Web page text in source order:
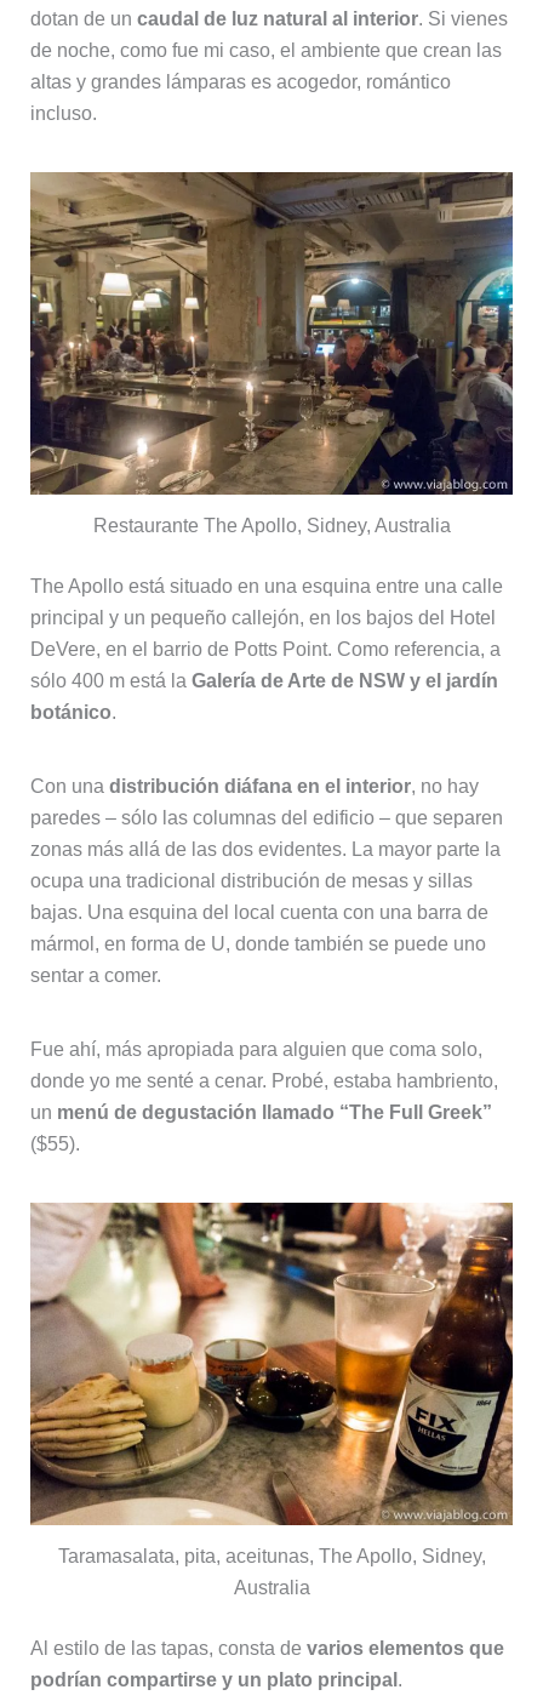
dotan de un caudal de luz natural al interior. Si vienes
de noche, como fue mi caso, el ambiente que crean las
altas y grandes lámparas es acogedor, romántico
incluso.
Restaurante The Apollo, Sidney, Australia
The Apollo está situado en una esquina entre una calle
principal y un pequeño callejón, en los bajos del Hotel
DeVere, en el barrio de Potts Point. Como referencia, a
sólo 400 m está la Galería de Arte de NSW y el jardín
botánico.
Con una distribución diáfana en el interior, no hay
paredes – sólo las columnas del edificio – que separen
zonas más allá de las dos evidentes. La mayor parte la
ocupa una tradicional distribución de mesas y sillas
bajas. Una esquina del local cuenta con una barra de
mármol, en forma de U, donde también se puede uno
sentar a comer.
Fue ahí, más apropiada para alguien que coma solo,
donde yo me senté a cenar. Probé, estaba hambriento,
un menú de degustación llamado “The Full Greek”
($55).
Taramasalata, pita, aceitunas, The Apollo, Sidney,
Australia
Al estilo de las tapas, consta de varios elementos que
podrían compartirse y un plato principal .